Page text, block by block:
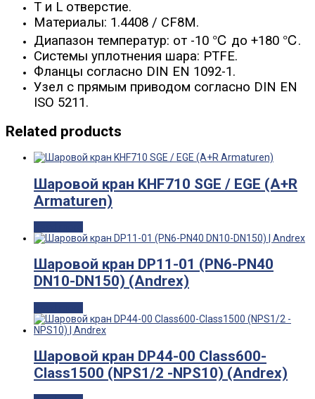
T и L отверстие.
Материалы: 1.4408 / CF8M.
Диапазон температур: от -10 ℃ до +180 ℃.
Системы уплотнения шара: PTFE.
Фланцы согласно DIN EN 1092-1.
Узел с прямым приводом согласно DIN EN
ISO 5211.
Related products
Шаровой кран KHF710 SGE / EGE (A+R
Armaturen)
Шаровой кран DP11-01 (PN6-PN40
DN10-DN150) (Andrex)
Шаровой кран DP44-00 Class600-
Class1500 (NPS1/2 -NPS10) (Andrex)